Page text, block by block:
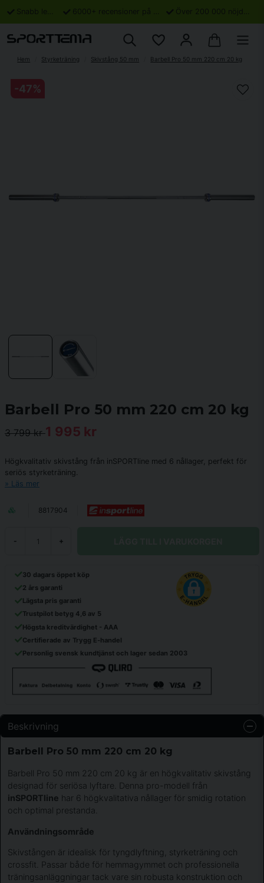
Snabb leverans 6000+ recensioner på Trustpilot Över 200 000 nöjda kunder
Hem Styrketräning Skivstång 50 mm Barbell Pro 50 mm 220 cm 20 kg
-47%
Barbell Pro 50 mm 220 cm 20 kg
3 799 kr1 995 kr
Högkvalitativ skivstång från inSPORTline med 6 nållager, perfekt för
seriös styrketräning.
Läs mer
8817904
- +
30 dagars öppet köp
2 års garanti
Lägsta pris garanti
Trustpilot betyg 4,6 av 5
Högsta kreditvärdighet - AAA
Certifierade av Trygg E-handel
Personlig svensk kundtjänst och lager sedan 2003
Beskrivning
Barbell Pro 50 mm 220 cm 20 kg
Barbell Pro 50 mm 220 cm 20 kg är en högkvalitativ skivstång
designad för seriösa lyftare. Denna pro-modell från
inSPORTline har 6 högkvalitativa nållager för smidig rotation
och optimal prestanda.
Användningsområde
Skivstången är idealisk för tyngdlyftning, styrketräning och
crossfit. Passar både för hemmagymmet och professionella
träningsanläggningar tack vare sin robusta konstruktion och